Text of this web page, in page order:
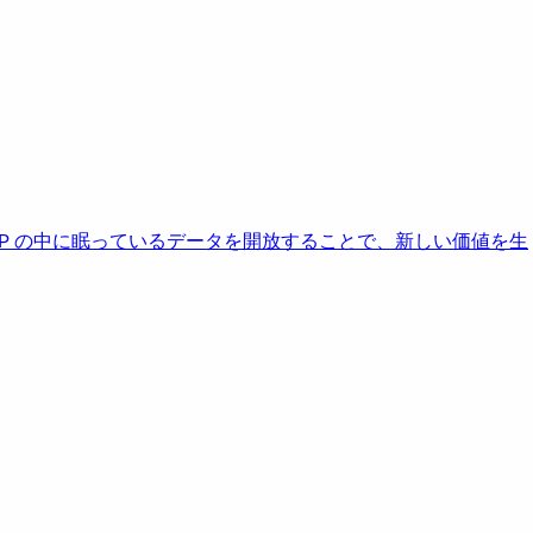
の中に眠っているデータを開放することで、新しい価値を生